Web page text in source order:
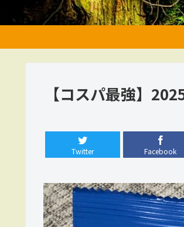
【コスパ最強】
Twitter Facebook